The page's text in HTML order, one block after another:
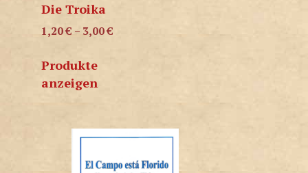
Die Troika
1,20€ – 3,00€
Produkte
anzeigen